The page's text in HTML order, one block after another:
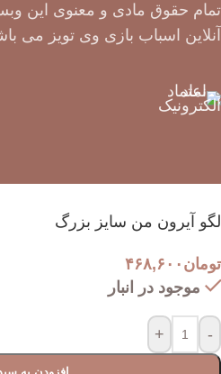
تمام حقوق مادی و معنوی این
آنلاین اسباب بازی وی تویز می
لگو آیرون من سایز بزرگ
تومان ۴۶۸,۶۰۰
موجود در انبار
-
+